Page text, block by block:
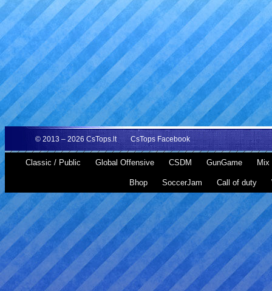
© 2013 – 2026 CsTops.lt CsTops Facebook
Classic / Public Global Offensive CSDM GunGame Mix
Bhop SoccerJam Call of duty